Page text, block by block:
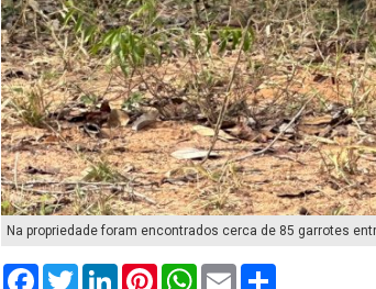
Na propriedade foram encontrados cerca de 85 garrotes
FacebookTwitterLinkedInPinterestWhatsApp
Email